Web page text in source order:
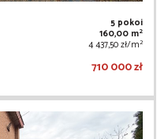
5 pokoi
160,00 m2
4 437,50 zł/m2
710 000 zł